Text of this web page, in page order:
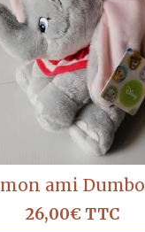
mon ami Dumbo
26,00€ TTC